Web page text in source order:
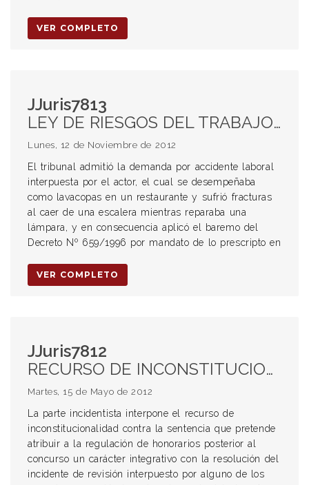
VER COMPLETO
JJuris7813
LEY DE RIESGOS DEL TRABAJO. Ley Aplicable. Retroactividad de la Ley. Accidente de Trabajo. Aseguradoras de Riesgos de Trabajo. Indemnización por Accidente de Trabajo.
Lunes, 12 de Noviembre de 2012
El tribunal admitió la demanda por accidente laboral
interpuesta por el actor, el cual se desempeñaba
como lavacopas en un restaurante y sufrió fracturas
al caer de una escalera mientras reparaba una
lámpara, y en consecuencia aplicó el baremo del
Decreto Nº 659/1996 por mandato de lo prescripto en
VER COMPLETO
JJuris7812
RECURSO DE INCONSTITUCIONALIDAD. CUESTION PROCESAL. CONCURSO PREVENTIVO. ETAPAS. REVISION. HONORARIOS. REGULACION. OBLIGACIÓN DE PAGO POR ALGUNOS DE LOS VENCEDORES. AFECTACIÓN AL PRINCIPIO “pars conditio creditorum”. APARTAMIENTO DE LA DOCTRINA DEL PLENARIO “Autos Sprint” Y DEL TOPE REGULATORIO LEGAL. RECURSO DE INCONSTITUCIONALIDAD. INADMISIBILIDAD. FUNDAMENTOS. TAXATIVIDAD DE LOS SUPUESTOS. AUSENCIA DE ARBITRARIEDAD. REITERACIÓN DE LOS ARGUMENTOS DE LA EXPRESIÓN DE AGRAVIOS.
Martes, 15 de Mayo de 2012
La parte incidentista interpone el recurso de
inconstitucionalidad contra la sentencia que pretende
atribuir a la regulación de honorarios posterior al
concurso un carácter integrativo con la resolución del
incidente de revisión interpuesto por alguno de los